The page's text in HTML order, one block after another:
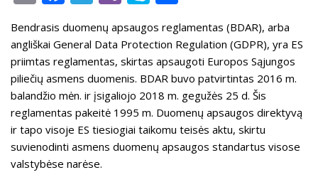
ai
l
ac
e
b
o
o
k
e
gr
a
m
er y
p
e
h
ar
e
Bendrasis duomenų apsaugos reglamentas (BDAR), arba
angliškai General Data Protection Regulation (GDPR), yra ES
priimtas reglamentas, skirtas apsaugoti Europos Sąjungos
piliečių asmens duomenis. BDAR buvo patvirtintas 2016 m.
balandžio mėn. ir įsigaliojo 2018 m. gegužės 25 d. Šis
reglamentas pakeitė 1995 m. Duomenų apsaugos direktyvą
ir tapo visoje ES tiesiogiai taikomu teisės aktu, skirtu
suvienodinti asmens duomenų apsaugos standartus visose
valstybėse narėse.